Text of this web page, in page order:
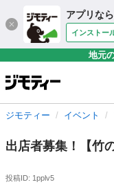
アプリな
インストー
地元
ジモティー イベント
出店者募集！【竹
投稿ID: 1pplv5